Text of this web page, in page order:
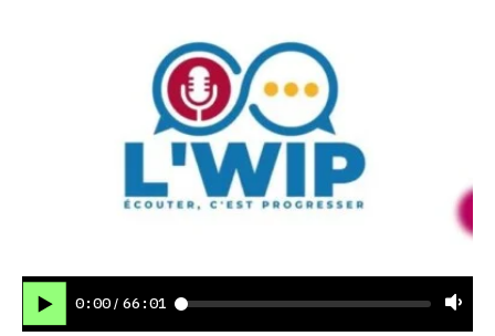
0:00 / 66:01